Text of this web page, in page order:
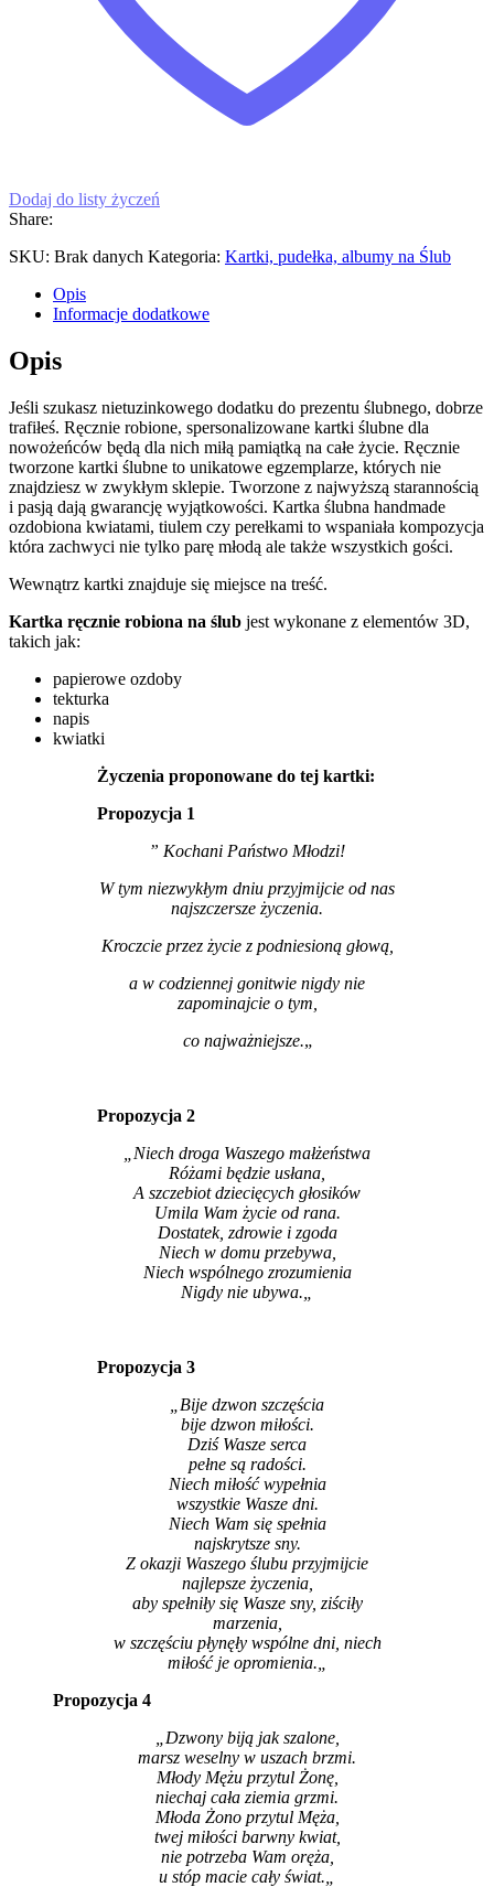
Dodaj do listy życzeń
Share:
SKU: Brak danych Kategoria: Kartki, pudełka, albumy na Ślub
Opis
Informacje dodatkowe
Opis
Jeśli szukasz nietuzinkowego dodatku do prezentu ślubnego, dobrze
trafiłeś. Ręcznie robione, spersonalizowane kartki ślubne dla
nowożeńców będą dla nich miłą pamiątką na całe życie. Ręcznie
tworzone kartki ślubne to unikatowe egzemplarze, których nie
znajdziesz w zwykłym sklepie. Tworzone z najwyższą starannością
i pasją dają gwarancję wyjątkowości. Kartka ślubna handmade
ozdobiona kwiatami, tiulem czy perełkami to wspaniała kompozycja
która zachwyci nie tylko parę młodą ale także wszystkich gości.
Wewnątrz kartki znajduje się miejsce na treść.
Kartka ręcznie robiona na ślub jest wykonane z elementów 3D,
takich jak:
papierowe ozdoby
tekturka
napis
kwiatki
Życzenia proponowane do tej kartki:
Propozycja 1
” Kochani Państwo Młodzi!
W tym niezwykłym dniu przyjmijcie od nas
najszczersze życzenia.
Kroczcie przez życie z podniesioną głową,
a w codziennej gonitwie nigdy nie
zapominajcie o tym,
co najważniejsze.„
Propozycja 2
„Niech droga Waszego małżeństwa
Różami będzie usłana,
A szczebiot dziecięcych głosików
Umila Wam życie od rana.
Dostatek, zdrowie i zgoda
Niech w domu przebywa,
Niech wspólnego zrozumienia
Nigdy nie ubywa.
Propozycja 3
„Bije dzwon szczęścia
bije dzwon miłości.
Dziś Wasze serca
pełne są radości.
Niech miłość wypełnia
wszystkie Wasze dni.
Niech Wam się spełnia
najskrytsze sny.
Z okazji Waszego ślubu przyjmijcie
najlepsze życzenia,
aby spełniły się Wasze sny, ziściły
marzenia,
w szczęściu płynęły wspólne dni, niech
miłość je opromienia.
Propozycja 4
„Dzwony biją jak szalone,
marsz weselny w uszach brzmi.
Młody Mężu przytul Żonę,
niechaj cała ziemia grzmi.
Młoda Żono przytul Męża,
twej miłości barwny kwiat,
nie potrzeba Wam oręża,
u stóp macie cały świat.